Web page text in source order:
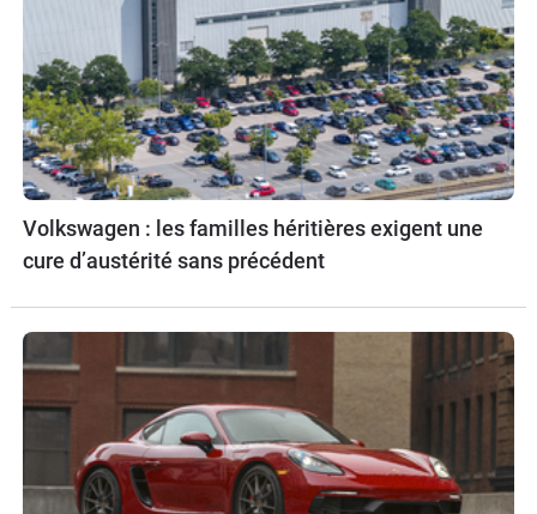
Volkswagen : les familles héritières exigent une
cure d’austérité sans précédent